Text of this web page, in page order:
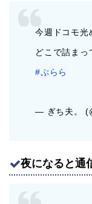
今週ドコモ光
どこで詰ま
#ぷらら
— ぎち夫。
夜になると通